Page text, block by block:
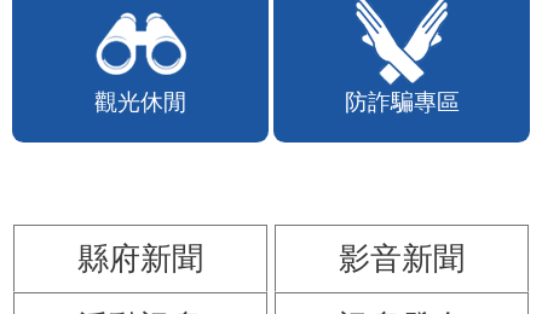
觀光休閒 防詐騙專區
縣府新聞
影音新聞